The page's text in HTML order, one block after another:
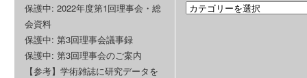
保護中: 2022年度第1回理事会・総
会資料
保護中: 第3回理事会議事録
保護中: 第3回理事会のご案内
【参考】学術雑誌に研究データを